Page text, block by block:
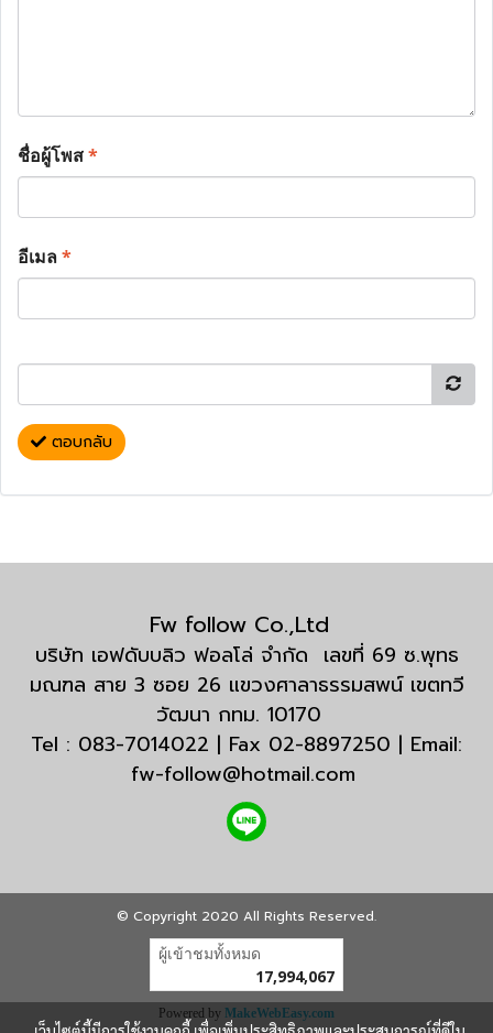
ชื่อผู้โพส*
อีเมล*
ตอบกลับ
Fw follow Co.,Ltd
บริษัท เอฟดับบลิว ฟอลโล่ จำกัด เลขที่ 69 ซ.พุทธ
มณฑล สาย 3 ซอย 26 แขวงศาลาธรรมสพน์ เขตทวี
วัฒนา กทม. 10170
Tel : 083-7014022 | Fax 02-8897250 | Email:
fw-follow@hotmail.com
© Copyright 2020 All Rights Reserved.
ผู้เข้าชมวันนี้
Powered byMakeWebEasy.com